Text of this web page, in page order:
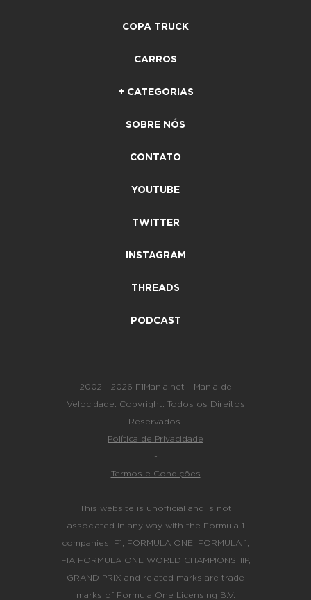
COPA TRUCK
CARROS
+ CATEGORIAS
SOBRE NÓS
CONTATO
YOUTUBE
TWITTER
INSTAGRAM
THREADS
PODCAST
2002 - 2026 F1Mania.net - Mania de
Velocidade. Copyright. Todos os Direitos
Reservados.
Política de Privacidade
-
Termos e Condições
This website is unofficial and is not
associated in any way with the Formula 1
companies. F1, FORMULA ONE, FORMULA 1,
FIA FORMULA ONE WORLD CHAMPIONSHIP,
GRAND PRIX and related marks are trade
marks of Formula One Licensing B.V.